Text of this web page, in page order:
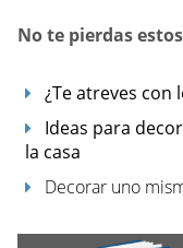
No te pierdas
¿Te atreves
Ideas para
la casa
Decorar uno